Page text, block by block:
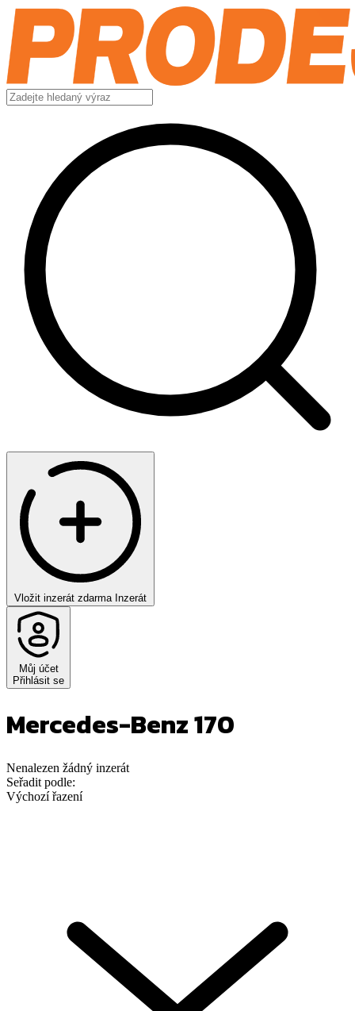
Vložit inzerát zdarma Inzerát
Můj účet
Přihlásit se
Mercedes-Benz 170
Nenalezen žádný inzerát
Seřadit podle:
Výchozí řazení